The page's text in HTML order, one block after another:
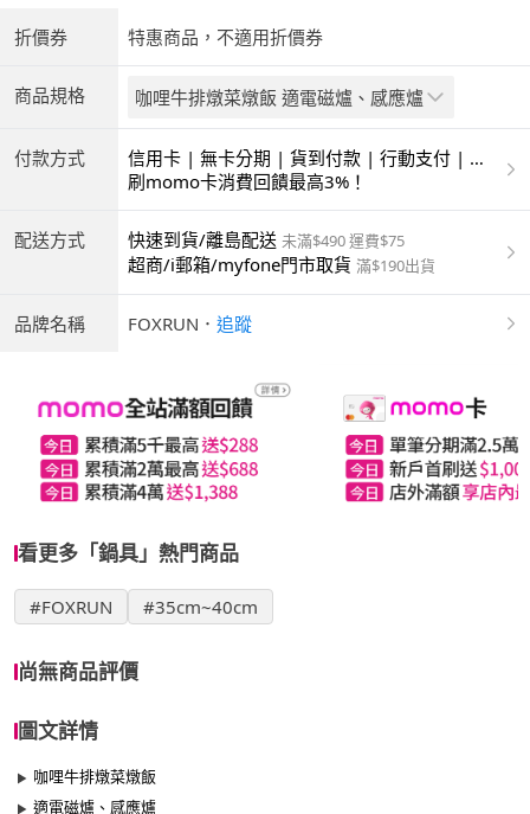
折價券 特惠商品，不適用折價券
商品規格 咖哩牛排燉菜燉飯 適電磁爐、感應爐
付款方式
信用卡 | 無卡分期 | 貨到付款 | 行動支付 | 超
商付款 | ATM | 銀聯卡
刷momo卡消費回饋最高3%！
配送方式 快速到貨/離島配送 未滿$490 運費$75
超商/i郵箱/myfone門市取貨 滿$190出貨
品牌名稱 FOXRUN ． 追蹤
看更多「鍋具」熱門商品
#FOXRUN #35cm~40cm
尚無商品評價
圖文詳情
咖哩牛排燉菜燉飯
適電磁爐、感應爐